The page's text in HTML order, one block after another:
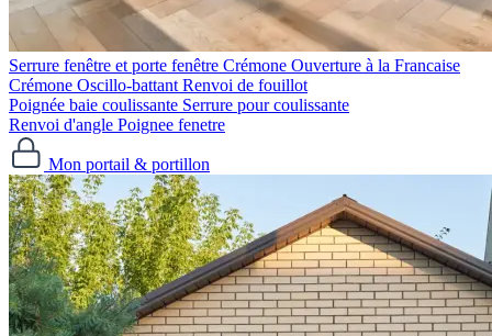
Serrure fenêtre et porte fenêtre Crémone Ouverture à la Francaise
Crémone Oscillo-battant Renvoi de fouillot
Poignée baie coulissante Serrure pour coulissante
Renvoi d'angle Poignee fenetre
Mon portail & portillon